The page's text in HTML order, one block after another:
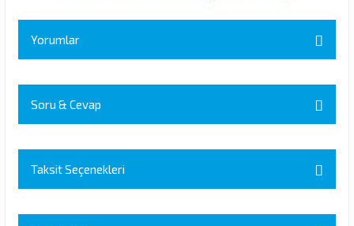
Yorumlar
Yorum Yaz
Soru & Cevap
Ürün hakkında henüz soru sorulmamış.
Soru Sor
Taksit Seçenekleri